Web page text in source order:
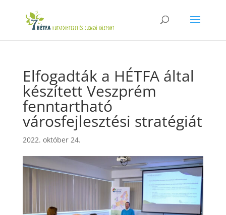
Elfogadták a HÉTFA által
készített Veszprém
fenntartható
városfejlesztési stratégiát
2022. október 24.